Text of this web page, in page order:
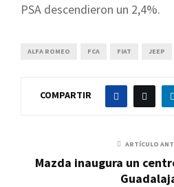
PSA descendieron un 2,4%.
ALFA ROMEO FCA FIAT JEEP
COMPARTIR
ARTÍCULO
Mazda inaugura un